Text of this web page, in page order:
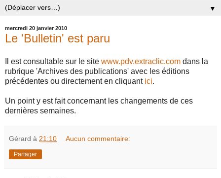
▼
mercredi 20 janvier 2010
Le 'Bulletin' est paru
Il est consultable sur le site www.pdv.extraclic.com dans la
rubrique 'Archives des publications' avec les éditions
précédentes ou directement en cliquant ici.
Un point y est fait concernant les changements de ces
dernières semaines.
Gérard à 21:10 Aucun commentaire:
Partager